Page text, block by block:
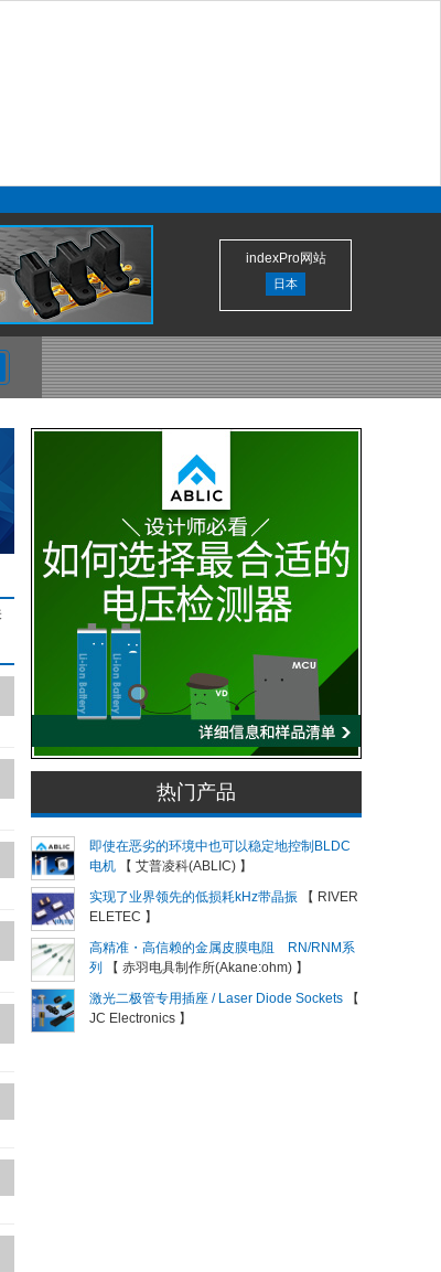
indexPro网站
日本
热门产品
即使在恶劣的环境中也可以稳定地控制BLDC
电机
【 艾普凌科(ABLIC) 】
实现了业界领先的低损耗kHz带晶振
【 RIVER
ELETEC 】
高精准・高信赖的金属皮膜电阻 RN/RNM系
列
【 赤羽电具制作所(Akane:ohm) 】
激光二极管专用插座 / Laser Diode Sockets
【
JC Electronics 】